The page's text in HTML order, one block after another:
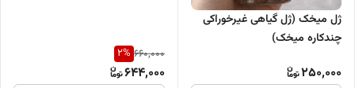
ژل میخک (ژل گیاهی غیرخوراکی
چندکاره میخک)
250,000
660,000
2%
644,000